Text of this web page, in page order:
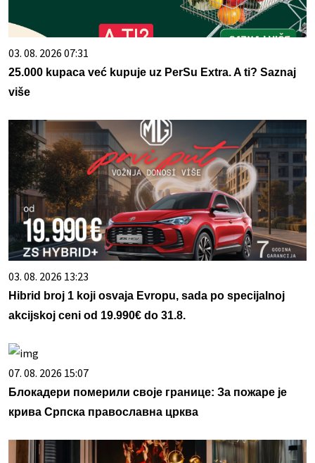
03. 08. 2026 07:31
25.000 kupaca već kupuje uz PerSu Extra. A ti? Saznaj
više
03. 08. 2026 13:23
Hibrid broj 1 koji osvaja Evropu, sada po specijalnoj
akcijskoj ceni od 19.990€ do 31.8.
07. 08. 2026 15:07
Блокадери померили своје границе: За пожаре је
крива Српска православна црква